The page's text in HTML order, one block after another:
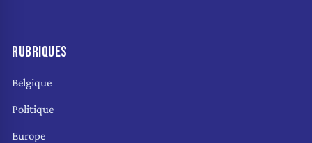
RUBRIQUES
Belgique
Politique
Europe